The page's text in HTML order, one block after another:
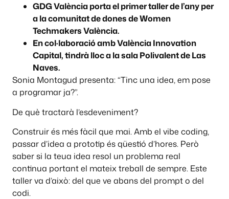
GDG València porta el primer taller de l’any per
a la comunitat de dones de Women
Techmakers València.
En col·laboració amb València Innovation
Capital, tindrà lloc a la sala Polivalent de Las
Naves.
Sonia Montagud presenta: “Tinc una idea, em pose
a programar ja?”.
De què tractarà l’esdeveniment?
Construir és més fàcil que mai. Amb el vibe coding,
passar d’idea a prototip és qüestió d’hores. Però
saber si la teua idea resol un problema real
continua portant el mateix treball de sempre. Este
taller va d’això: del que ve abans del prompt o del
codi.